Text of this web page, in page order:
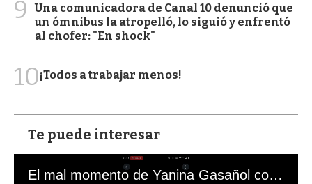
9
Una comunicadora de Canal 10 denunció que
un ómnibus la atropelló, lo siguió y enfrentó
al chofer: "En shock"
10¡Todos a trabajar menos!
Te puede interesar
El mal momento de Yanina Gasañol con un hincha argentino en "Subrayado"